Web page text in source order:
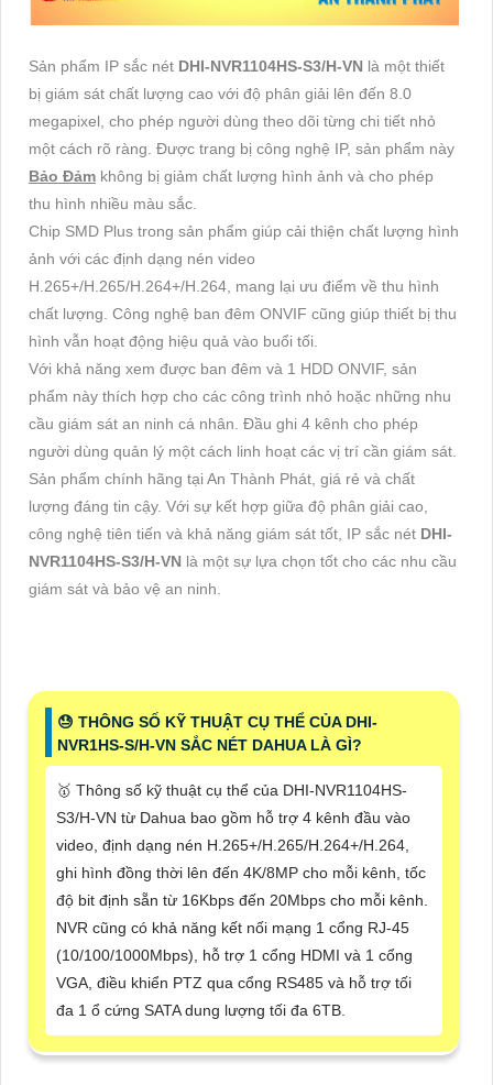
Sản phẩm IP sắc nét DHI-NVR1104HS-S3/H-VN là một thiết
bị giám sát chất lượng cao với độ phân giải lên đến 8.0
megapixel, cho phép người dùng theo dõi từng chi tiết nhỏ
một cách rõ ràng. Được trang bị công nghệ IP, sản phẩm này
Bảo Đảm không bị giảm chất lượng hình ảnh và cho phép
thu hình nhiều màu sắc.
Chip SMD Plus trong sản phẩm giúp cải thiện chất lượng hình
ảnh với các định dạng nén video
H.265+/H.265/H.264+/H.264, mang lại ưu điểm về thu hình
chất lượng. Công nghệ ban đêm ONVIF cũng giúp thiết bị thu
hình vẫn hoạt động hiệu quả vào buổi tối.
Với khả năng xem được ban đêm và 1 HDD ONVIF, sản
phẩm này thích hợp cho các công trình nhỏ hoặc những nhu
cầu giám sát an ninh cá nhân. Đầu ghi 4 kênh cho phép
người dùng quản lý một cách linh hoạt các vị trí cần giám sát.
Sản phẩm chính hãng tại An Thành Phát, giá rẻ và chất
lượng đáng tin cậy. Với sự kết hợp giữa độ phân giải cao,
công nghệ tiên tiến và khả năng giám sát tốt, IP sắc nét DHI-
NVR1104HS-S3/H-VN là một sự lựa chọn tốt cho các nhu cầu
giám sát và bảo vệ an ninh.
😓 THÔNG SỐ KỸ THUẬT CỤ THỂ CỦA DHI-
NVR1HS-S/H-VN SẮC NÉT DAHUA LÀ GÌ?
🥇 Thông số kỹ thuật cụ thể của DHI-NVR1104HS-
S3/H-VN từ Dahua bao gồm hỗ trợ 4 kênh đầu vào
video, định dạng nén H.265+/H.265/H.264+/H.264,
ghi hình đồng thời lên đến 4K/8MP cho mỗi kênh, tốc
độ bit định sẵn từ 16Kbps đến 20Mbps cho mỗi kênh.
NVR cũng có khả năng kết nối mạng 1 cổng RJ-45
(10/100/1000Mbps), hỗ trợ 1 cổng HDMI và 1 cổng
VGA, điều khiển PTZ qua cổng RS485 và hỗ trợ tối
đa 1 ổ cứng SATA dung lượng tối đa 6TB.